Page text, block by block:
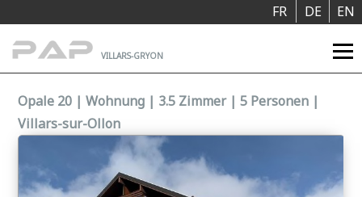
EN
DE
FR
VILLARS-GRYON
Opale 20 | Wohnung | 3.5 Zimmer | 5 Personen |
Villars-sur-Ollon